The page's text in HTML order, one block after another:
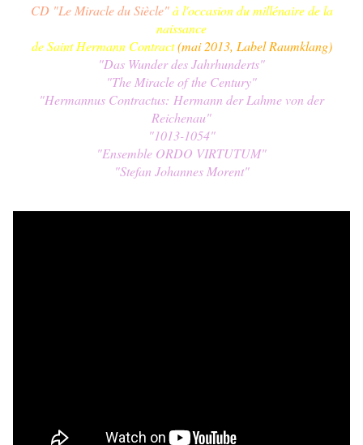
CD "Le Miracle du Siècle"à l'occasion du millénaire de la
naissance
de Saint Hermann Contract(mai 2013, Label Raumklang)
"Das Wunder des Jahrhunderts"
"The Miracle of the Century"
"Hermannus Contractus: Hermann der Lahme von der
Reichenau"
"1013-1054"
"Ensemble ORDO VIRTUTUM"
"Stefan Johannes Morent"